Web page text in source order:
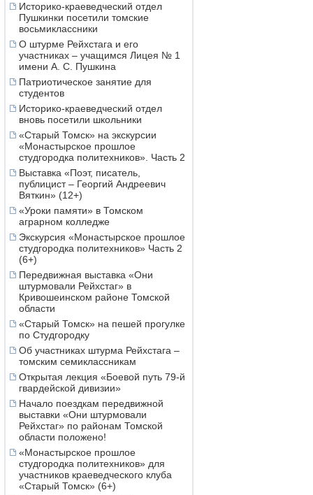
Историко-краеведческий отдел
Пушкинки посетили томские
восьмиклассники
О штурме Рейхстага и его
участниках – учащимся Лицея № 1
имени А. С. Пушкина
Патриотическое занятие для
студентов
Историко-краеведческий отдел
вновь посетили школьники
«Старый Томск» на экскурсии
«Монастырское прошлое
студгородка политехников». Часть 2
Выставка «Поэт, писатель,
публицист – Георгий Андреевич
Вяткин» (12+)
«Уроки памяти» в Томском
аграрном колледже
Экскурсия «Монастырское прошлое
студгородка политехников» Часть 2
(6+)
Передвижная выставка «Они
штурмовали Рейхстаг» в
Кривошеинском районе Томской
области
«Старый Томск» на пешей прогулке
по Студгородку
Об участниках штурма Рейхстага –
томским семиклассникам
Открытая лекция «Боевой путь 79-й
гвардейской дивизии»
Начало поездкам передвижной
выставки «Они штурмовали
Рейхстаг» по районам Томской
области положено!
«Монастырское прошлое
студгородка политехников» для
участников краеведческого клуба
«Старый Томск» (6+)